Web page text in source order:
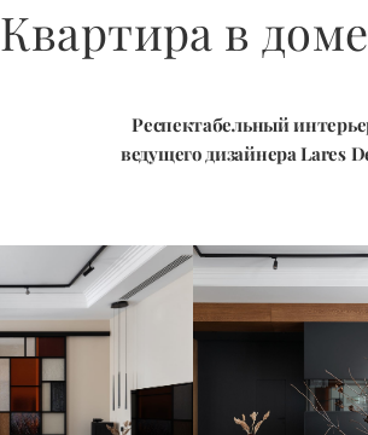
Квартира в
Респектабельный
ведущего дизайнера Lares